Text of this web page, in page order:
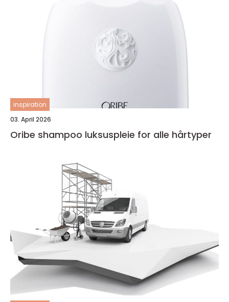
inspiration
03. April 2026
Oribe shampoo luksuspleie for alle hårtyper